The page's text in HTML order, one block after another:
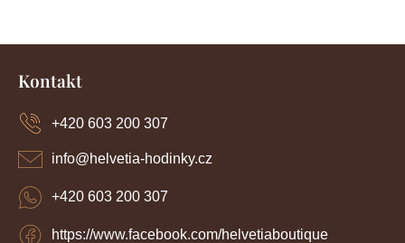
Kontakt
info@helvetia-hodinky.cz
+420 603 200 307
https://www.facebook.com/helvetiaboutique
+420 603 200 307